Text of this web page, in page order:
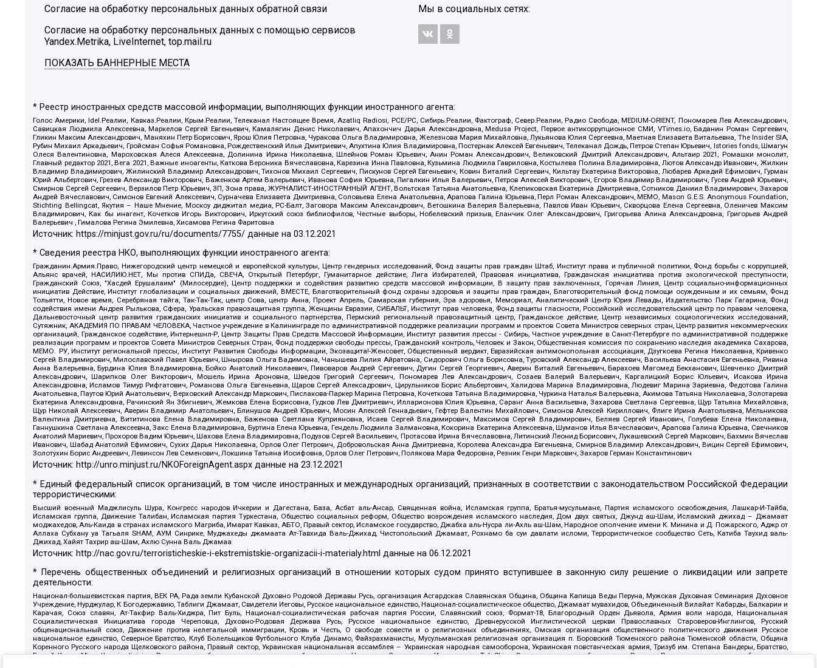
Согласие на обработку персональных данных обратной связи
Согласие на обработку персональных данных с помощью сервисов
Yandex.Metrika, LiveInternet, top.mail.ru
ПОКАЗАТЬ БАННЕРНЫЕ МЕСТА
Мы в социальных сетях:
* Реестр иностранных средств массовой информации, выполняющих функции иностранного агента:
Голос Америки, Idel.Реалии, Кавказ.Реалии, Крым.Реалии, Телеканал Настоящее Время, Azatliq Radiosi, PCE/PC, Сибирь.Реалии, Фактограф, Север.Реалии, Радио Свобода, MEDIUM-ORIENT, Пономарев Лев Александрович,
Савицкая Людмила Алексеевна, Маркелов Сергей Евгеньевич, Камалягин Денис Николаевич, Апахончич Дарья Александровна, Medusa Project, Первое антикоррупционное СМИ, VTimes.io, Баданин Роман Сергеевич,
Гликин Максим Александрович, Маняхин Петр Борисович, Ярош Юлия Петровна, Чуракова Ольга Владимировна, Железнова Мария Михайловна, Лукьянова Юлия Сергеевна, Маетная Елизавета Витальевна, The Insider SIA,
Рубин Михаил Аркадьевич, Гройсман Софья Романовна, Рождественский Илья Дмитриевич, Апухтина Юлия Владимировна, Постернак Алексей Евгеньевич, Телеканал Дождь, Петров Степан Юрьевич, Istories fonds, Шмагун
Олеся Валентиновна, Мароховская Алеся Алексеевна, Долинина Ирина Николаевна, Шлейнов Роман Юрьевич, Анин Роман Александрович, Великовский Дмитрий Александрович, Альтаир 2021, Ромашки монолит,
Главный редактор 2021, Вега 2021, Важные иноагенты, Каткова Вероника Вячеславовна, Карезина Инна Павловна, Кузьмина Людмила Гавриловна, Костылева Полина Владимировна, Лютов Александр Иванович, Жилкин
Владимир Владимирович, Жилинский Владимир Александрович, Тихонов Михаил Сергеевич, Пискунов Сергей Евгеньевич, Ковин Виталий Сергеевич, Кильтау Екатерина Викторовна, Любарев Аркадий Ефимович, Гурман
Юрий Альбертович, Грезев Александр Викторович, Важенков Артем Валерьевич, Иванова София Юрьевна, Пигалкин Илья Валерьевич, Петров Алексей Викторович, Егоров Владимир Владимирович, Гусев Андрей Юрьевич,
Смирнов Сергей Сергеевич, Верзилов Петр Юрьевич, ЗП, Зона права, ЖУРНАЛИСТ-ИНОСТРАННЫЙ АГЕНТ, Вольтская Татьяна Анатольевна, Клепиковская Екатерина Дмитриевна, Сотников Даниил Владимирович, Захаров
Андрей Вячеславович, Симонов Евгений Алексеевич, Сурначева Елизавета Дмитриевна, Соловьева Елена Анатольевна, Арапова Галина Юрьевна, Перл Роман Александрович, МЕМО, Mason G.E.S. Anonymous Foundation,
Stichting Bellingcat, Якутия – Наше Мнение, Москоу диджитал медиа, РС-Балт, Заговора Максим Александрович, Ветошкина Валерия Валерьевна, Павлов Иван Юрьевич, Скворцова Елена Сергеевна, Оленичев Максим
Владимирович, Как бы инагент, Кочетков Игорь Викторович, Иркутский союз библиофилов, Честные выборы, Нобелевский призыв, Еланчик Олег Александрович, Григорьева Алина Александровна, Григорьев Андрей
Валерьевич , Гималова Регина Эмилевна, Хисамова Регина Фаритовна
Источник: https://minjust.gov.ru/ru/documents/7755/ данные на03.12.2021
* Сведения реестра НКО, выполняющих функции иностранного агента:
Гражданин.Армия.Право, Нижегородский центр немецкой и европейской культуры, Центр гендерных исследований, Фонд защиты прав граждан Штаб, Институт права и публичной политики, Фонд борьбы с коррупцией,
Альянс врачей, НАСИЛИЮ.НЕТ, Мы против СПИДа, СВЕЧА, Открытый Петербург, Гуманитарное действие, Лига Избирателей, Правовая инициатива, Гражданская инициатива против экологической преступности,
Гражданский Союз, "Хасдей Ерушалаим" (Милосердие), Центр поддержки и содействия развитию средств массовой информации, В защиту прав заключенных, Горячая Линия, Центр социально-информационных
инициатив Действие, Институт глобализации и социальных движений, ВМЕСТЕ, Благотворительный фонд охраны здоровья и защиты прав граждан, Благотворительный фонд помощи осужденным и их семьям, Фонд
Тольятти, Новое время, Серебряная тайга, Так-Так-Так, центр Сова, центр Анна, Проект Апрель, Самарская губерния, Эра здоровья, Мемориал, Аналитический Центр Юрия Левады, Издательство Парк Гагарина, Фонд
содействия имени Андрея Рылькова, Сфера, Уральская правозащитная группа, Женщины Евразии, СИБАЛЬТ, Институт прав человека, Фонд защиты гласности, Российский исследовательский центр по правам человека,
Дальневосточный центр развития гражданских инициатив и социального партнерства, Пермский региональный правозащитный центр, Гражданское действие, Центр независимых социологических исследований,
Сутяжник, АКАДЕМИЯ ПО ПРАВАМ ЧЕЛОВЕКА, Частное учреждение в Калининграде по административной поддержке реализации программ и проектов Совета Министров северных стран, Центр развития некоммерческих
организаций, Гражданское содействие, Интернешнл-Р, Центр Защиты Прав Средств Массовой Информации, Институт развития прессы - Сибирь, Частное учреждение в Санкт-Петербурге по административной поддержке
реализации программ и проектов Совета Министров Северных Стран, Фонд поддержки свободы прессы, Гражданский контроль, Человек и Закон, Общественная комиссия по сохранению наследия академика Сахарова,
МЕМО. РУ, Институт региональной прессы, Институт Развития Свободы Информации, Экозащита!-Женсовет, Общественный вердикт, Евразийская антимонопольная ассоциация, Дзугкоева Регина Николаевна, Кривенко
Сергей Владимирович, Милославский Павел Юрьевич, Шнырова Ольга Вадимовна, Чанышева Лилия Айратовна, Сидорович Ольга Борисовна, Туровский Александр Алексеевич, Васильева Анастасия Евгеньевна, Ривина
Анна Валерьевна, Бурдина Юлия Владимировна, Бойко Анатолий Николаевич, Пивоваров Андрей Сергеевич, Дугин Сергей Георгиевич, Аверин Виталий Евгеньевич, Барахоев Магомед Бекханович, Шевченко Дмитрий
Александрович, Шарипков Олег Викторович, Мошель Ирина Ароновна, Шведов Григорий Сергеевич, Пономарев Лев Александрович, Созаев Валерий Валерьевич, Каргалицкий Борис Юльевич, Исакова Ирина
Александровна, Исламов Тимур Рифгатович, Романова Ольга Евгеньевна, Щаров Сергей Алексадрович, Цирульников Борис Альбертович, Халидова Марина Владимировна, Людевиг Марина Зариевна, Федотова Галина
Анатольевна, Паутов Юрий Анатольевич, Верховский Александр Маркович, Пислакова-Паркер Марина Петровна, Кочеткова Татьяна Владимировна, Чуркина Наталья Валерьевна, Акимова Татьяна Николаевна, Золотарева
Екатерина Александровна, Рачинский Ян Збигневич, Жемкова Елена Борисовна, Гудков Лев Дмитриевич, Илларионова Юлия Юрьевна, Саранг Анна Васильевна, Захарова Светлана Сергеевна, Щур Татьяна Михайловна,
Щур Николай Алексеевич, Аверин Владимир Анатольевич, Блинушов Андрей Юрьевич, Мосин Алексей Геннадьевич, Гефтер Валентин Михайлович, Симонов Алексей Кириллович, Флиге Ирина Анатольевна, Мельникова
Валентина Дмитриевна, Вититинова Елена Владимировна, Баженова Светлана Куприяновна, Исаев Сергей Владимирович, Максимов Сергей Владимирович, Беляев Сергей Иванович, Голубева Елена Николаевна,
Ганнушкина Светлана Алексеевна, Закс Елена Владимировна, Буртина Елена Юрьевна, Гендель Людмила Залмановна, Кокорина Екатерина Алексеевна, Шуманов Илья Вячеславович, Арапова Галина Юрьевна, Свечников
Анатолий Мариевич, Прохоров Вадим Юрьевич, Шахова Елена Владимировна, Подузов Сергей Васильевич, Протасова Ирина Вячеславовна, Литинский Леонид Борисович, Лукашевский Сергей Маркович, Бахмин Вячеслав
Иванович, Шабад Анатолий Ефимович, Сухих Дарья Николаевна, Орлов Олег Петрович, Добровольская Анна Дмитриевна, Королева Александра Евгеньевна, Смирнов Владимир Александрович, Вицин Сергей Ефимович,
Золотухин Борис Андреевич, Левинсон Лев Семенович, Локшина Татьяна Иосифовна, Орлов Олег Петрович, Полякова Мара Федоровна, Резник Генри Маркович, Захаров Герман Константинович
Источник:http://unro.minjust.ru/NKOForeignAgent.aspx данные на23.12.2021
* Единый федеральный список организаций, в том числе иностранных и международных организаций, признанных в соответствии с законодательством Российской Федерации
террористическими:
Высший военный Маджлисуль Шура, Конгресс народов Ичкерии и Дагестана, База, Асбат аль-Ансар, Священная война, Исламская группа, Братья-мусульмане, Партия исламского освобождения, Лашкар-И-Тайба,
Исламская группа, Движение Талибан, Исламская партия Туркестана, Общество социальных реформ, Общество возрождения исламского наследия, Дом двух святых, Джунд аш-Шам, Исламский джихад – Джамаат
моджахедов, Аль-Каида в странах исламского Магриба, Имарат Кавказ, АБТО, Правый сектор, Исламское государство, Джабха аль-Нусра ли-Ахль аш-Шам, Народное ополчение имени К. Минина и Д. Пожарского, Аджр от
Аллаха Субхану уа Тагьаля SHAM, АУМ Синрике, Муджахеды джамаата Ат-Тавхида Валь-Джихад, Чистопольский Джамаат, Рохнамо ба суи давлати исломи, Террористическое сообщество Сеть, Катиба Таухид валь-
Джихад, Хайят Тахрир аш-Шам, Ахлю Сунна Валь Джамаа
Источник: http://nac.gov.ru/terroristicheskie-i-ekstremistskie-organizacii-i-materialy.html данные на06.12.2021
* Перечень общественных объединений и религиозных организаций в отношении которых судом принято вступившее в законную силу решение о ликвидации или запрете
деятельности:
Национал-большевистская партия, ВЕК РА, Рада земли Кубанской Духовно Родовой Державы Русь, организация Асгардская Славянская Община, Община Капища Веды Перуна, Мужская Духовная Семинария Духовное
Учреждение, Нурджулар, К Богодержавию, Таблиги Джамаат, Свидетели Иеговы, Русское национальное единство, Национал-социалистическое общество, Джамаат мувахидов, Объединенный Вилайат Кабарды, Балкарии и
Карачая, Союз славян, Ат-Такфир Валь-Хиджра, Пит Буль, Национал-социалистическая рабочая партия России, Славянский союз, Формат-18, Благородный Орден Дьявола, Армия воли народа, Национальная
Социалистическая Инициатива города Череповца, Духовно-Родовая Держава Русь, Русское национальное единство, Древнерусской Инглистической церкви Православных Староверов-Инглингов, Русский
общенациональный союз, Движение против нелегальной иммиграции, Кровь и Честь, О свободе совести и о религиозных объединениях, Омская организация общественного политического движения Русское
национальное единство, Северное Братство, Клуб Болельщиков Футбольного Клуба Динамо, Файзрахманисты, Мусульманская религиозная организация п. Боровский Тюменского района Тюменской области, Община
Коренного Русского народа Щелковского района, Правый сектор, Украинская национальная ассамблея – Украинская народная самооборона, Украинская повстанческая армия, Тризуб им. Степана Бандеры, Братство,
Белый Крест, Misanthropic division, Религиозное объединение последователей инглиизма, Народная Социальная Инициатива, TulaSkins, Этнополитическое объединение Русские, Русское национальное объединение